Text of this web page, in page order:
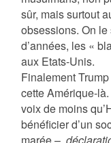
sûr, mais surtout
obsessions. On le
d’années, les «
aux Etats-Unis.
Finalement
cette Amérique-
voix de moins
bénéficier d’un